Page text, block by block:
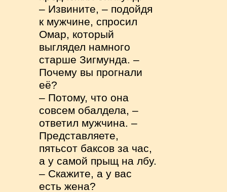
– Извините, – подойдя
к мужчине, спросил
Омар, который
выглядел намного
старше Зигмунда. –
Почему вы прогнали
её?
– Потому, что она
совсем обалдела, –
ответил мужчина. –
Представляете,
пятьсот баксов за час,
а у самой прыщ на лбу.
– Скажите, а у вас
есть жена?